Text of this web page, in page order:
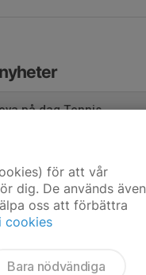
på dag Tennis
mar, 21:10 0
för att vår
dig. De används även
oss att förbättra
cookies
Bara nödvändiga